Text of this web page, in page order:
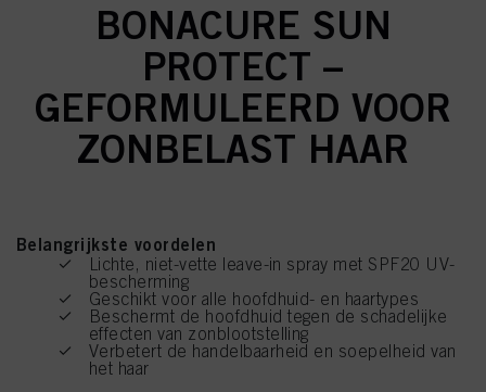
BONACURE SUN
PROTECT –
GEFORMULEERD VOOR
ZONBELAST HAAR
Belangrijkste voordelen
Lichte, niet-vette leave-in spray met SPF20 UV-
bescherming
Geschikt voor alle hoofdhuid- en haartypes
Beschermt de hoofdhuid tegen de schadelijke
effecten van zonblootstelling
Verbetert de handelbaarheid en soepelheid van
het haar